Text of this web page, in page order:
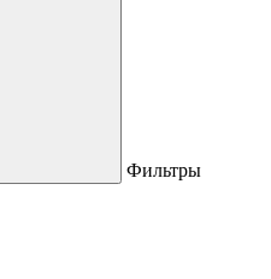
Фильтры